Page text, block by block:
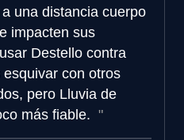
una distancia cuerpo
impacten sus
Destello contra
con otros
pero Lluvia de
más fiable.